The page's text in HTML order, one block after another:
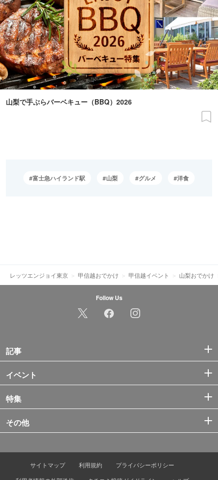
山梨で手ぶらバーベキュー（BBQ）2026
富士急ハイランド駅 山梨 グルメ 洋食
レッツエンジョイ東京 甲信越おでかけ 甲信越イベント 山梨おでかけ
Follow Us
記事
イベント
特集
その他
サイトマップ 利用規約
プライバシーポリシー